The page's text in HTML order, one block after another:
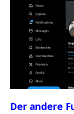
Der andere